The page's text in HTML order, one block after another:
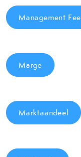
Management Fee
Marge
Marktaandeel